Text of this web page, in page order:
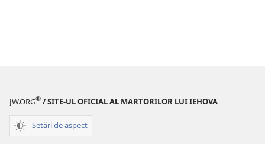
JW.ORG® / SITE-UL OFICIAL AL MARTORILOR LUI IEHOVA
Setări de aspect